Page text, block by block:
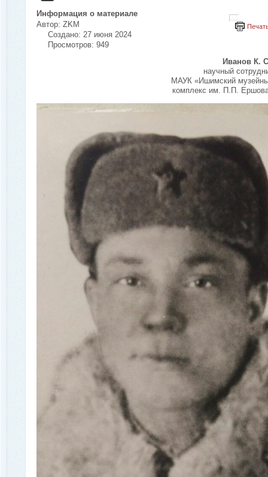
Информация о материале
Автор: ZKM
Создано: 27 июня 2024
Просмотров: 949
Иванов К.
научный
МАУК «Ишимский
комплекс им. П.П.